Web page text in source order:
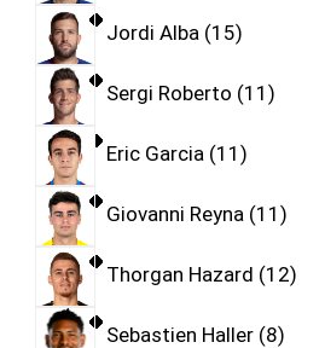
Jordi Alba 15
Sergi Roberto 11
Eric Garcia 11
Giovanni Reyna 11
Thorgan Hazard 12
Sebastien Haller 8